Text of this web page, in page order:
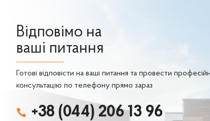
Відповімо на
ваші питання
Готові відповісти на ваші питання та провести
консультацію по телефону прямо зараз
 +38 (044) 206 13 96